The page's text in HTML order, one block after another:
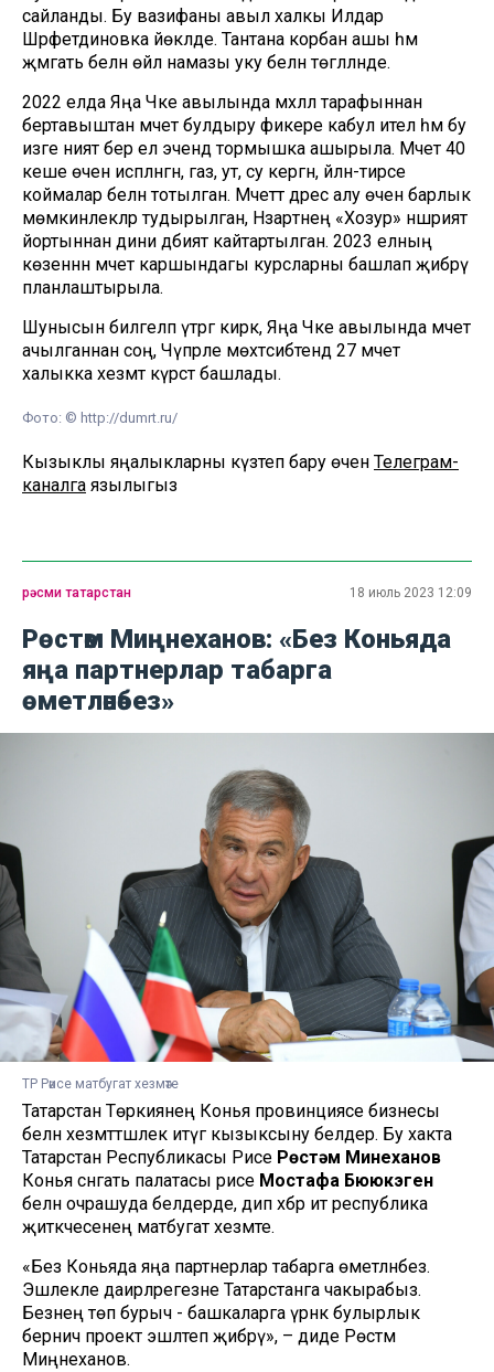
сайланды. Бу вазифаны авыл халкы Илдар
Шәрәфетдиновка йөкләде. Тантана корбан ашы һәм
җәмәгать белән өйлә намазы уку белән төгәлләнде.
2022 елда Яңа Чәке авылында мәхәллә тарафыннан
бертавыштан мәчет булдыру фикере кабул ителә һәм бу
изге ният бер ел эчендә тормышка ашырыла. Мәчет 40
кеше өчен исәпләнгән, газ, ут, су кергән, әйләнә-тирәсе
коймалар белән тотылган. Мәчеттә дәрес алу өчен барлык
мөмкинлекләр тудырылган, Нәзарәтнең «Хозур» нәшрият
йортыннан дини әдәбият кайтартылган. 2023 елның
көзеннән мәчет каршындагы курсларны башлап җибәрү
планлаштырыла.
Шунысын билгеләп үтәргә кирәк, Яңа Чәке авылында мәчет
ачылганнан соң, Чүпрәле мөхтәсибәтендә 27 мәчет
халыкка хезмәт күрсәтә башлады.
Фото: © http://dumrt.ru/
Кызыклы яңалыкларны күзәтеп бару өчен Телеграм-
каналга язылыгыз
рәсми татарстан 18 июль 2023 12:09
Рөстәм Миңнеханов: «Без Коньяда
яңа партнерлар табарга
өметләнәбез»
ТР Рәисе матбугат хезмәте
Татарстан Төркиянең Конья провинциясе бизнесы
белән хезмәттәшлек итүгә кызыксыну белдерә. Бу хакта
Татарстан Республикасы Рәисе Рөстәм Миңнеханов
Конья сәнәгать палатасы рәисе Мостафа Бююкэген
белән очрашуда белдерде, дип хәбәр итә республика
җитәкчесенең матбугат хезмәте.
«Без Коньяда яңа партнерлар табарга өметләнәбез.
Эшлекле даирәләрегезне Татарстанга чакырабыз.
Безнең төп бурыч - башкаларга үрнәк булырлык
берничә проект эшләтеп җибәрү», – диде Рөстәм
Миңнеханов.